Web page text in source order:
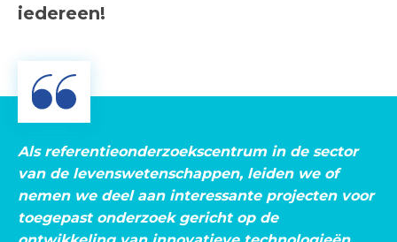
iedereen!
Als referentieonderzoekscentrum in de sector
van de levenswetenschappen, leiden we of
nemen we deel aan interessante projecten voor
toegepast onderzoek gericht op de